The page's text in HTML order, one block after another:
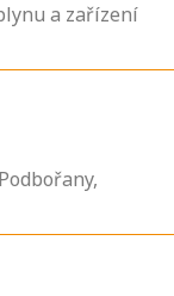
a zařízení